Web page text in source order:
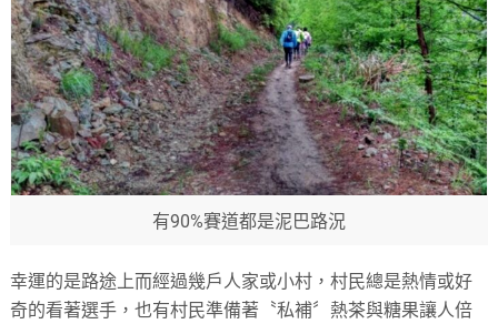
有90%賽道都是泥巴路況
幸運的是路途上而經過幾戶人家或小村，村民總是熱情或好
奇的看著選手，也有村民準備著〝私補〞熱茶與糖果讓人倍